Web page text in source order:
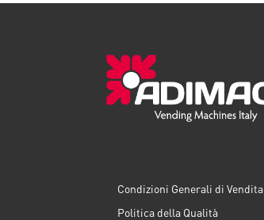
Condizioni Generali di Vendita
Politica della Qualità